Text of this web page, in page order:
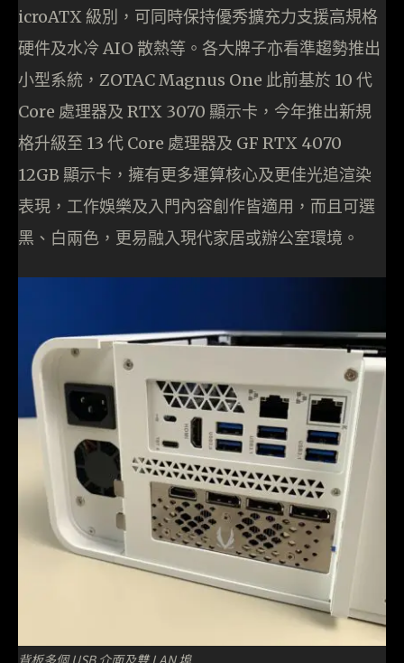
icroATX 級別，可同時保持優秀擴充力支援高規格
硬件及水冷 AIO 散熱等。各大牌子亦看準趨勢推出
小型系統，ZOTAC Magnus One 此前基於 10 代
Core 處理器及 RTX 3070 顯示卡，今年推出新規
格升級至 13 代 Core 處理器及 GF RTX 4070
12GB 顯示卡，擁有更多運算核心及更佳光追渲染
表現，工作娛樂及入門內容創作皆適用，而且可選
黑、白兩色，更易融入現代家居或辦公室環境。
背板多個 USB 介面及雙 LAN 埠